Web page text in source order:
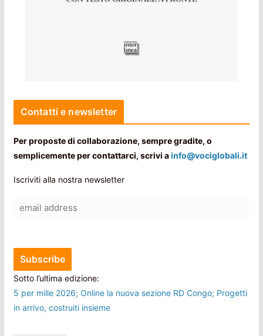
Contatti e newsletter
Per proposte di collaborazione, sempre gradite, o
semplicemente per contattarci, scrivi ainfo@vociglobali.it
Iscriviti alla nostra newsletter
Sotto l’ultima edizione:
5 per mille 2026; Online la nuova sezione RD Congo; Progetti
in arrivo, costruiti insieme